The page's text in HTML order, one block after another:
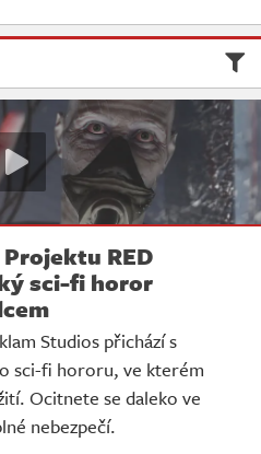
RED
sci-fi horor
Studios přichází s
sci-fi hororu, ve kterém
Ocitnete se daleko ve
nebezpečí.